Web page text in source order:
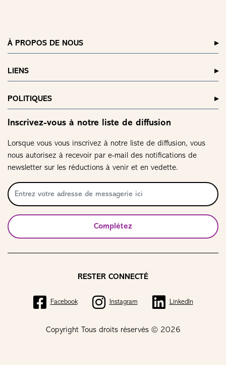
À PROPOS DE NOUS
LIENS
POLITIQUES
Inscrivez-vous à notre liste de diffusion
Lorsque vous vous inscrivez à notre liste de diffusion, vous
nous autorisez à recevoir par e-mail des notifications de
newsletter sur les réductions à venir et en vedette.
Complétez
Copyright Tous droits réservés © 2026
RESTER CONNECTÉ
Facebook Instagram LinkedIn